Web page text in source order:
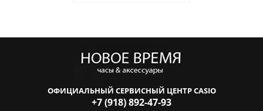
ОФИЦИАЛЬНЫЙ СЕРВИСНЫЙ ЦЕНТР CASIO
+7 (918) 892-47-93